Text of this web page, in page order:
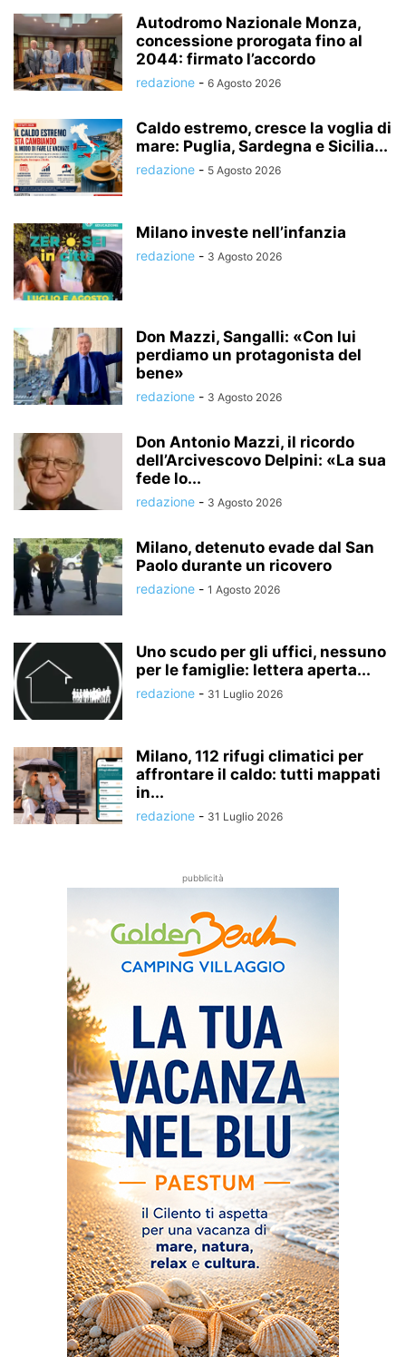
Autodromo Nazionale Monza,
concessione prorogata fino al
2044: firmato l’accordo
redazione - 6 Agosto 2026
Caldo estremo, cresce la voglia di
mare: Puglia, Sardegna e Sicilia...
redazione - 5 Agosto 2026
Milano investe nell’infanzia
redazione - 3 Agosto 2026
Don Mazzi, Sangalli: «Con lui
perdiamo un protagonista del
bene»
redazione - 3 Agosto 2026
Don Antonio Mazzi, il ricordo
dell’Arcivescovo Delpini: «La sua
fede lo...
redazione - 3 Agosto 2026
Milano, detenuto evade dal San
Paolo durante un ricovero
redazione - 1 Agosto 2026
Uno scudo per gli uffici, nessuno
per le famiglie: lettera aperta...
redazione - 31 Luglio 2026
Milano, 112 rifugi climatici per
affrontare il caldo: tutti mappati
in...
redazione - 31 Luglio 2026
pubblicità